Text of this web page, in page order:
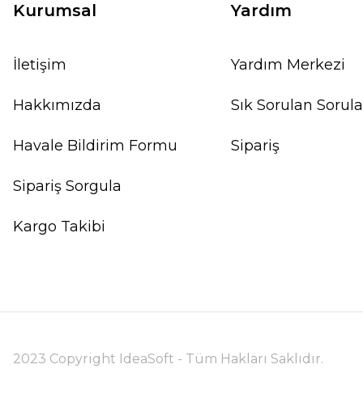
Kurumsal
İletişim
Hakkımızda
Havale Bildirim Formu
Sipariş Sorgula
Kargo Takibi
Yardım
Yardım Merkezi
Sık Sorulan
Sipariş
2023 Copyright IdeaSoft - Tüm Hakları Saklıdır.